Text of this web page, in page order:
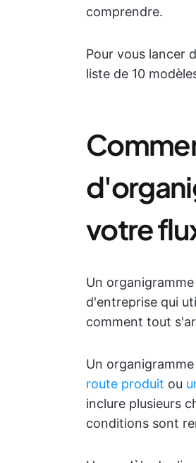
comprendre.
Pour vous lancer
liste de 10
votre
Un
d'entreprise qui
comment tout
Un
route produit ou
inclure plusieurs
conditions sont